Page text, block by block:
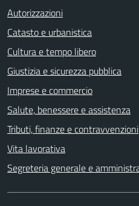
Autorizzazioni
Catasto e urbanistica
Cultura e tempo libero
Giustizia e sicurezza pubblica
Imprese e commercio
Salute, benessere e assistenza
Tributi, finanze e contravvenzioni
Vita lavorativa
Segreteria generale e